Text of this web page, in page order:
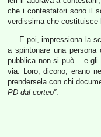
che i contestatori sono il
verdissima che costituisce
E poi, impressiona la
a spintonare una
pubblica non si può – e
via. Loro, dicono, erano
prendersela con chi
PD dal corteo”.